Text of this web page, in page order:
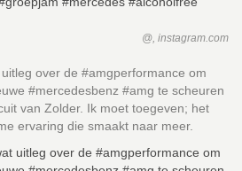
@, instagram.com
over de #amgperformance om
#mercedesbenz #amg te scheuren
van Zolder. Ik moet toegeven; het
ervaring die smaakt naar meer.